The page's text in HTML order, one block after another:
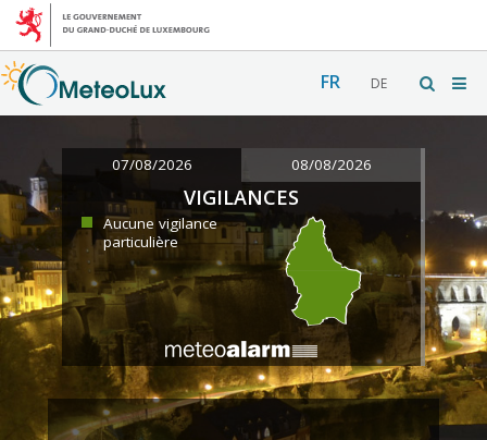
FR DE
07/08/2026 08/08/2026
VIGILANCES
Aucune vigilance
particulière